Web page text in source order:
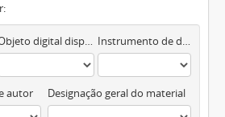
Objeto digital disponível Instrumento de descrição documental
autor Designação geral do material